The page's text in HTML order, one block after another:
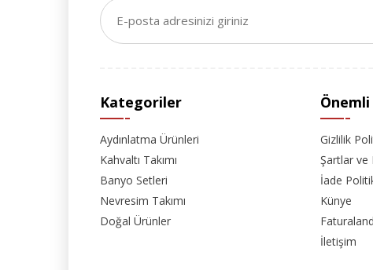
Kategoriler
Aydınlatma Ürünleri
Kahvaltı Takımı
Banyo Setleri
Nevresim Takımı
Doğal Ürünler
Gizlilik
Şartlar ve
İade
Künye
İletişim